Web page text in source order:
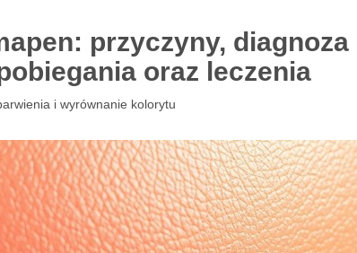
przyczyny, diagnoza
oraz leczenia
i wyrównanie kolorytu